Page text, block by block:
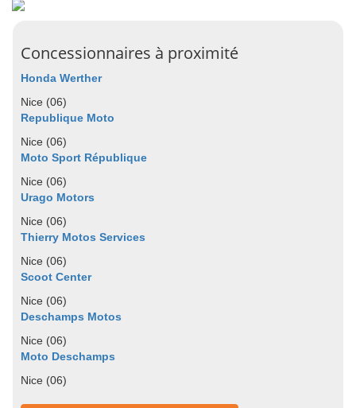
Concessionnaires à proximité
Honda Werther
Nice (06)
Republique Moto
Nice (06)
Moto Sport République
Nice (06)
Urago Motors
Nice (06)
Thierry Motos Services
Nice (06)
Scoot Center
Nice (06)
Deschamps Motos
Nice (06)
Moto Deschamps
Nice (06)